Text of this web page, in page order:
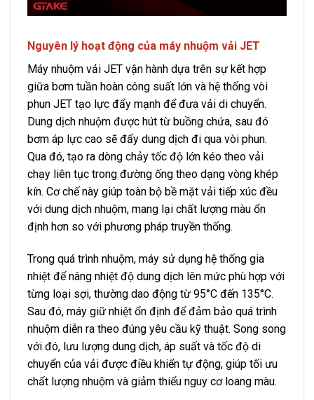
Nguyên lý hoạt động của máy nhuộm vải JET
Máy nhuộm vải JET vận hành dựa trên sự kết hợp
giữa bơm tuần hoàn công suất lớn và hệ thống vòi
phun JET tạo lực đẩy mạnh để đưa vải di chuyển.
Dung dịch nhuộm được hút từ buồng chứa, sau đó
bơm áp lực cao sẽ đẩy dung dịch đi qua vòi phun.
Qua đó, tạo ra dòng chảy tốc độ lớn kéo theo vải
chạy liên tục trong đường ống theo dạng vòng khép
kín. Cơ chế này giúp toàn bộ bề mặt vải tiếp xúc đều
với dung dịch nhuộm, mang lại chất lượng màu ổn
định hơn so với phương pháp truyền thống.
Trong quá trình nhuộm, máy sử dụng hệ thống gia
nhiệt để nâng nhiệt độ dung dịch lên mức phù hợp với
từng loại sợi, thường dao động từ 95°C đến 135°C.
Sau đó, máy giữ nhiệt ổn định để đảm bảo quá trình
nhuộm diễn ra theo đúng yêu cầu kỹ thuật. Song song
với đó, lưu lượng dung dịch, áp suất và tốc độ di
chuyển của vải được điều khiển tự động, giúp tối ưu
chất lượng nhuộm và giảm thiểu nguy cơ loang màu.